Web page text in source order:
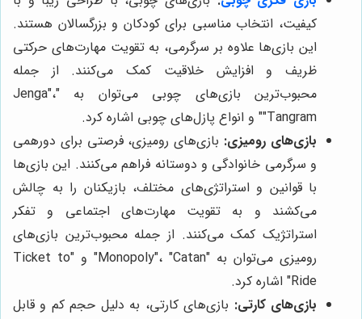
کیفیت، انتخاب مناسبی برای کودکان و بزرگسالان هستند.
این بازی‌ها علاوه بر سرگرمی، به تقویت مهارت‌های حرکتی
ظریف و افزایش خلاقیت کمک می‌کنند. از جمله
محبوب‌ترین بازی‌های چوبی می‌توان به "Jenga"،
"Tangram" و انواع پازل‌های چوبی اشاره کرد.
بازی‌های رومیزی: بازی‌های رومیزی، فرصتی برای دورهمی
و سرگرمی خانوادگی و دوستانه فراهم می‌کنند. این بازی‌ها
با قوانین و استراتژی‌های مختلف، بازیکنان را به چالش
می‌کشند و به تقویت مهارت‌های اجتماعی و تفکر
استراتژیک کمک می‌کنند. از جمله محبوب‌ترین بازی‌های
رومیزی می‌توان به "Monopoly"، "Catan" و "Ticket to
Ride" اشاره کرد.
بازی‌های کارتی: بازی‌های کارتی، به دلیل حجم کم و قابل